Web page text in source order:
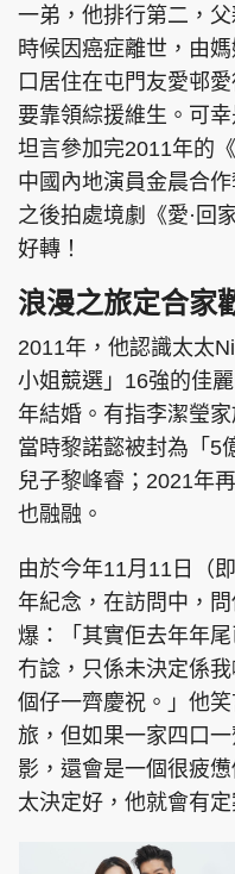
一弟，他排行第二，
時候因癌症離世，由
口居住在屯門友愛邨
要靠領綜援維生。可
坦言參加完2011年的
中國內地演員金晨合
之後拍處境劇《愛·回
好轉！
浪漫之旅定合家
2011年，他認識太太
小姐競選」16強的佳
年結婚。有指李潔瑩
當時黎諾懿被封為「5
兒子黎峰睿；2021年
也融融。
由於今年11月11日（
年紀念，在訪問中，
爆：「其實佢去年年
冇諗，只係未決定係
個仔一齊慶祝。」他
旅，但如果一家四口
影，還會是一個很疲
太決定好，他就會有定